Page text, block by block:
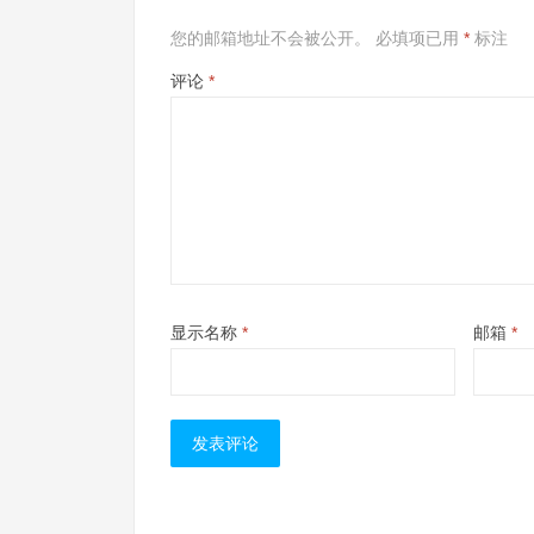
您的邮箱地址不会被公开。 必填项已用 * 标注
评论 *
显示名称 * 邮箱 *